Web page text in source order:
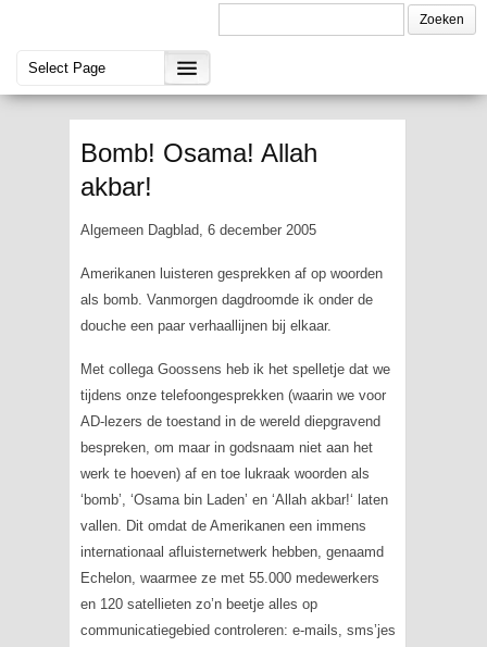
Bomb! Osama! Allah
akbar!
Algemeen Dagblad, 6 december 2005
Amerikanen luisteren gesprekken af op woorden
als bomb. Vanmorgen dagdroomde ik onder de
douche een paar verhaallijnen bij elkaar.
Met collega Goossens heb ik het spelletje dat we
tijdens onze telefoongesprekken (waarin we voor
AD-lezers de toestand in de wereld diepgravend
bespreken, om maar in godsnaam niet aan het
werk te hoeven) af en toe lukraak woorden als
‘ bomb’, ‘Osama bin Laden’ en ‘Allah akbar!‘ laten
vallen. Dit omdat de Amerikanen een immens
internationaal afluisternetwerk hebben, genaamd
Echelon, waarmee ze met 55.000 medewerkers
en 120 satellieten zo’n beetje alles op
communicatiegebied controleren: e-mails, sms’jes